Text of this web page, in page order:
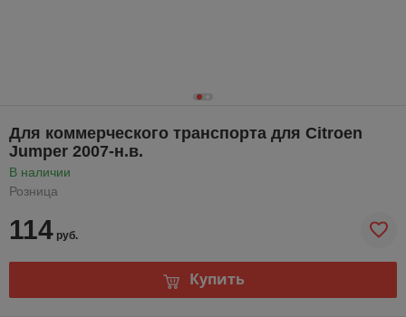
Для коммерческого транспорта для Citroen
Jumper 2007-н.в.
В наличии
Розница
114 руб.
Купить